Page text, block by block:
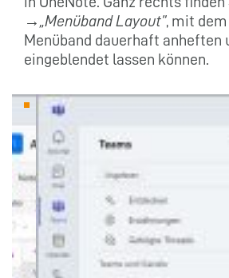
→ „Menüband Layout”, mit
Menüband dauerhaft anheften
eingeblendet lassen können.